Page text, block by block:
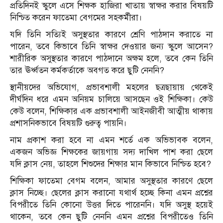
প্রতিদিনই স্কুলে এসে শিক্ষক হাজিরা খাতায় স্বাক্ষর করার বিষয়টি
নিশ্চিত করেন ফাতেমা বেগমের সহকর্মীরা।
যদি তিনি সত্যিই অসুস্থতার কারণে শ্রেণি পাঠদান করাতে না
পারেন, তবে কিভাবে তিনি স্বাক্ষর দেওয়ার জন্য স্কুলে আসেন?
শারীরিক অসুস্থতার কারণে পাঠদানে অক্ষম হলে, তবে কেন তিনি
তার ঊর্ধ্বতন কর্মকর্তাকে অবগত করে ছুটি নেননি?
স্থানীয়দের অভিযোগ, প্রভাবশালী মহলের ছত্রছায়ায় থেকেই
দীর্ঘদিন ধরে এমন অনিয়ম চালিয়ে আসছেন ওই শিক্ষিকা। কেউ
কেউ বলেন, শিক্ষিকার এক প্রভাবশালী আইনজীবী আত্মীয় থাকায়
প্রশাসনিকভাবে বিষয়টি গুরুত্ব পায়নি।
নাম প্রকাশ করা হবে না এমন শর্তে এক অভিভাবক বলেন,
একজন অভিজ্ঞ শিক্ষকের জায়গায় সদ্য দাখিল পাশ করা ছেলে
যদি ক্লাস নেয়, তাহলে শিশুদের শিক্ষার মান কিভাবে নিশ্চিত হবে?
শিক্ষিকা ফাতেমা বেগম বলেন, আমার অসুস্থতার কারণে ছেলে
ক্লাস নিচ্ছে। ছেলের ক্লাস করানো যথার্থ হচ্ছে কিনা এমন প্রশ্নের
বিপরীতে তিনি কোনো উত্তর দিতে পারেননি। যদি অসুস্থ হয়েই
থাকেন, তবে কেন ছুটি নেননি এমন প্রশ্নের বিপরীতেও তিনি